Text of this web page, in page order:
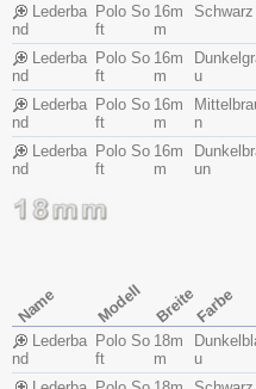
Lederba
nd
Polo So
ft
16m
m
Schwarz
Lederba
nd
Polo So
ft
16m
m
u
Lederba
nd
Polo So
ft
16m
m
n
Lederba
nd
Polo So
ft
16m
m
un
Name Modell BreiteFarbe
Lederba
nd
Polo So
ft
18m
m
u